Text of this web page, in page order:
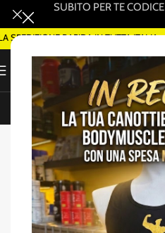
SUBITO PER TE
RAPIDA IN TUTTA ITALIA -
ORDINA SMART DELIVERY
Home/ Anderson
-17%